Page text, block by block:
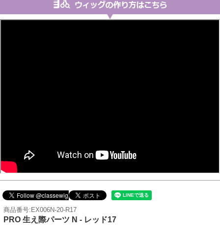
商品番号:EX006N-20-R17
PRO 生え際パーツ N - レッド17